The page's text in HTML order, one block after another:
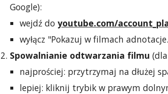
Google):
wejdź doyoutube.com/
wyłącz "Pokazuj w filmach
Spowalnianie odtwarzania filmu
najprościej: przytrzymaj na dłużej
lepiej: kliknij trybik w prawym